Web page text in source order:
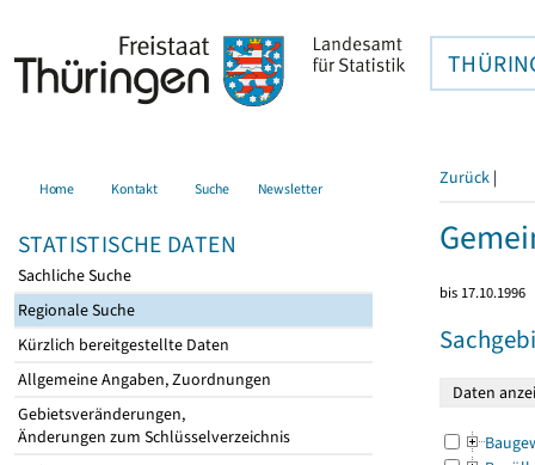
Home Kontakt Suche Newsletter
STATISTISCHE DATEN
Sachliche Suche
Regionale Suche
Kürzlich bereitgestellte Daten
Allgemeine Angaben, Zuordnungen
Gebietsveränderungen,
Änderungen zum Schlüsselverzeichnis
Zurück |
bis 17.10.1996